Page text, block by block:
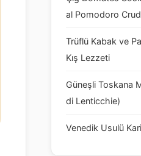
al Pomodoro
Trüflü Kabak ve
Kış Lezzeti
Güneşli Toskana
di Lenticchie)
Venedik Usulü